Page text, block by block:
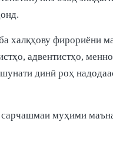
халқҳову фирориёни
адвентистҳо,
динӣ роҳ
муҳими